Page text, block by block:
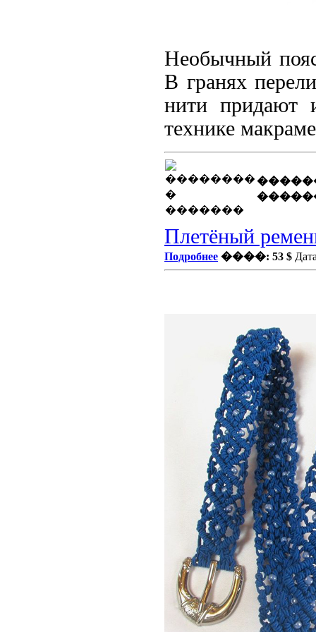
Необычный
В гранях
нити придают
технике
Плетёный
Подробнее ����: 53 $